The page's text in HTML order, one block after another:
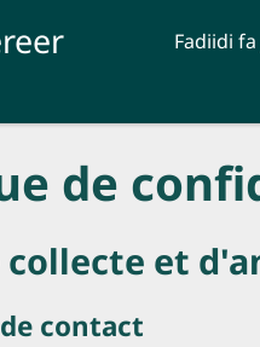
Fadiidi
de
et
contact